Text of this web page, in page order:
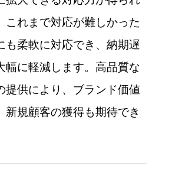
これまで対応が難しかった
も柔軟に対応でき、納期遅
幅に軽減します。高品質な
提供により、ブランド価値
新規顧客の獲得も期待でき